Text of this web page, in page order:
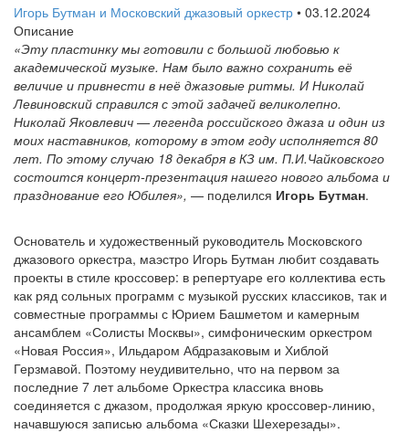
Игорь Бутман и Московский джазовый оркестр • 03.12.2024
Описание
«Эту пластинку мы готовили с большой любовью к
академической музыке. Нам было важно сохранить её
величие и привнести в неё джазовые ритмы. И Николай
Левиновский справился с этой задачей великолепно.
Николай Яковлевич — легенда российского джаза и один из
моих наставников, которому в этом году исполняется 80
лет. По этому случаю 18 декабря в КЗ им. П.И.Чайковского
состоится концерт-презентация нашего нового альбома и
празднование его Юбилея», — поделился Игорь Бутман.
Основатель и художественный руководитель Московского
джазового оркестра, маэстро Игорь Бутман любит создавать
проекты в стиле кроссовер: в репертуаре его коллектива есть
как ряд сольных программ с музыкой русских классиков, так и
совместные программы с Юрием Башметом и камерным
ансамблем «Солисты Москвы», симфоническим оркестром
«Новая Россия», Ильдаром Абдразаковым и Хиблой
Герзмавой. Поэтому неудивительно, что на первом за
последние 7 лет альбоме Оркестра классика вновь
соединяется с джазом, продолжая яркую кроссовер-линию,
начавшуюся записью альбома «Сказки Шехерезады».